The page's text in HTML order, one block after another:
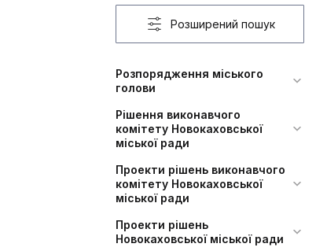
Розширений пошук
Розпорядження міського
голови
Рішення виконавчого
комітету Новокаховської
міської ради
Проекти рішень виконавчого
комітету Новокаховської
міської ради
Проекти рішень
Новокаховської міської ради